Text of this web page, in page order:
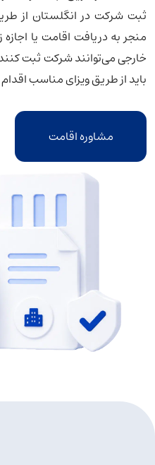
منجر به دریافت اقامت یا
خارجی می‌توانند شرکت ثبت
باید از طریق ویزای مناسب
مشاوره اقامت